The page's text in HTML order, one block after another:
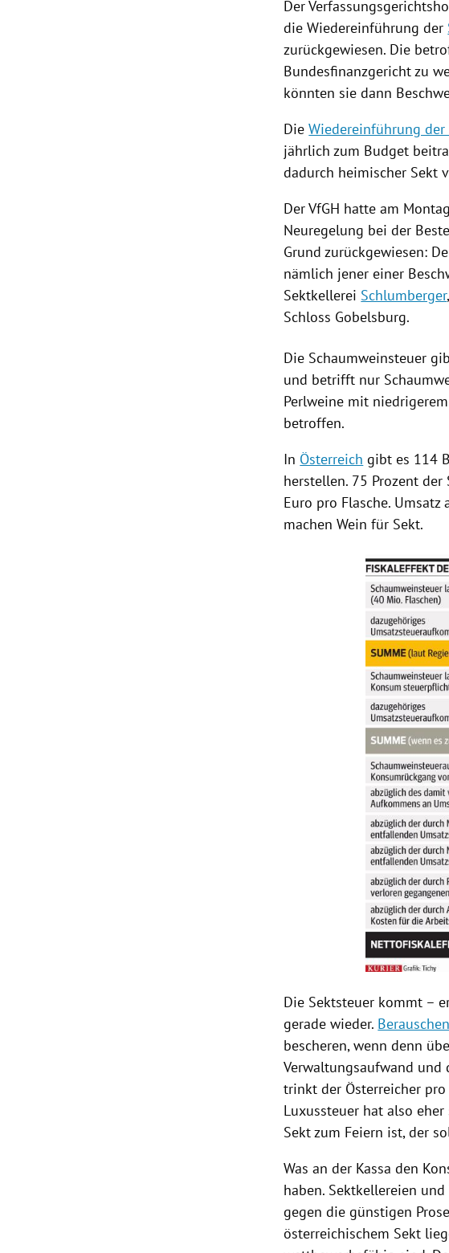
Der
dieWiedereinführung der
zurückgewiesen. Die
Bundesfinanzgerichtzu
könnten sie dann
DieWiedereinführung
jährlich zum Budget
dadurch heimischer Sekt
Der VfGH hatte am
Neuregelung bei der
Grund zurückgewiesen:
nämlich jener einer
Sektkellerei Schlumberger
Schloss Gobelsburg.
Die Schaumweinsteuer
und betrifft nur
Perlweine mit
betroffen.
In Österreich gibt es 114
herstellen. 75 Prozent
Euro pro Flasche.
machen Wein für Sekt.
Die Sektsteuer kommt –
gerade wieder.
bescheren, wenn denn
Verwaltungsaufwand und
trinkt der Österreicher
Luxussteuer hat also
Sekt zum Feiern ist, der
Was an der Kassa den
haben. Sektkellereien
gegen die günstigen
österreichischem Sekt